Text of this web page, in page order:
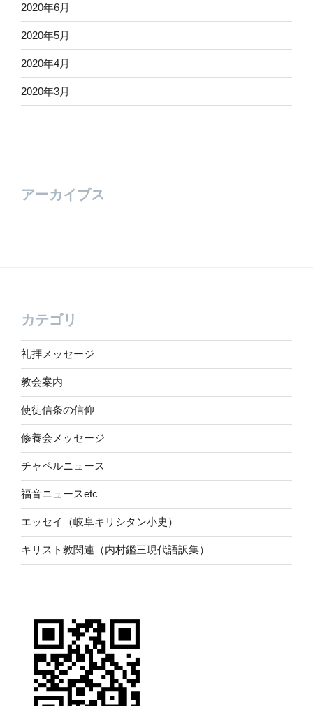
2020年6月
2020年5月
2020年4月
2020年3月
アーカイブス
カテゴリ
礼拝メッセージ
教会案内
使徒信条の信仰
修養会メッセージ
チャペルニュース
福音ニュースetc
エッセイ（岐阜キリシタン小史）
キリスト教関連（内村鑑三現代語訳集）